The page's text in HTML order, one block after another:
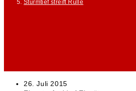
Sturmtief streift Rulle
Beitrag
26. Juli 2015